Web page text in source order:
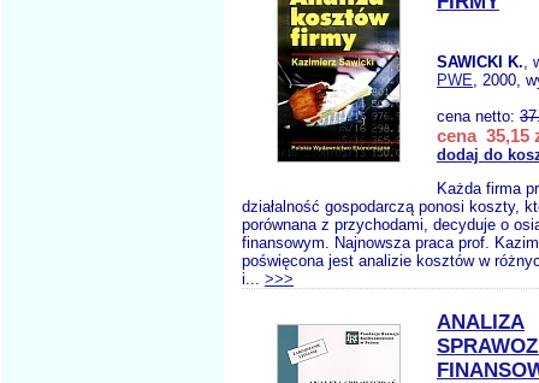
SAWICKI K.,
PWE, 2000,
cena netto:
cena 35,15
dodaj do
Każda firma
działalność gospodarczą ponosi koszty,
porównana z przychodami, decyduje o
finansowym. Najnowsza praca prof.
poświęcona jest analizie kosztów w
i... >>>
ANALIZA